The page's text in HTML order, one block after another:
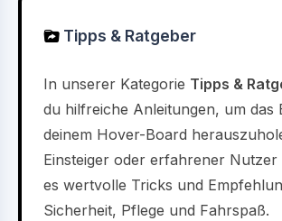
Tipps & Ratgeber
In unserer Kategorie Tipps &
du hilfreiche Anleitungen, um das
deinem Hover-Board
Einsteiger oder erfahrener Nutzer
es wertvolle Tricks und
Sicherheit, Pflege und Fahrspaß.